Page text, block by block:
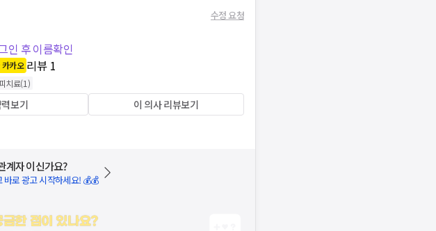
수정 요청
인 후 이름확인
카카오 리뷰 1
치료(1)
보기 이 의사 리뷰보기
계자 이신가요?
바로 광고 시작하세요! 💰💰
한 점이 있나요?